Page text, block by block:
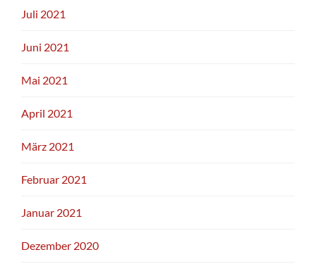
Juli 2021
Juni 2021
Mai 2021
April 2021
März 2021
Februar 2021
Januar 2021
Dezember 2020